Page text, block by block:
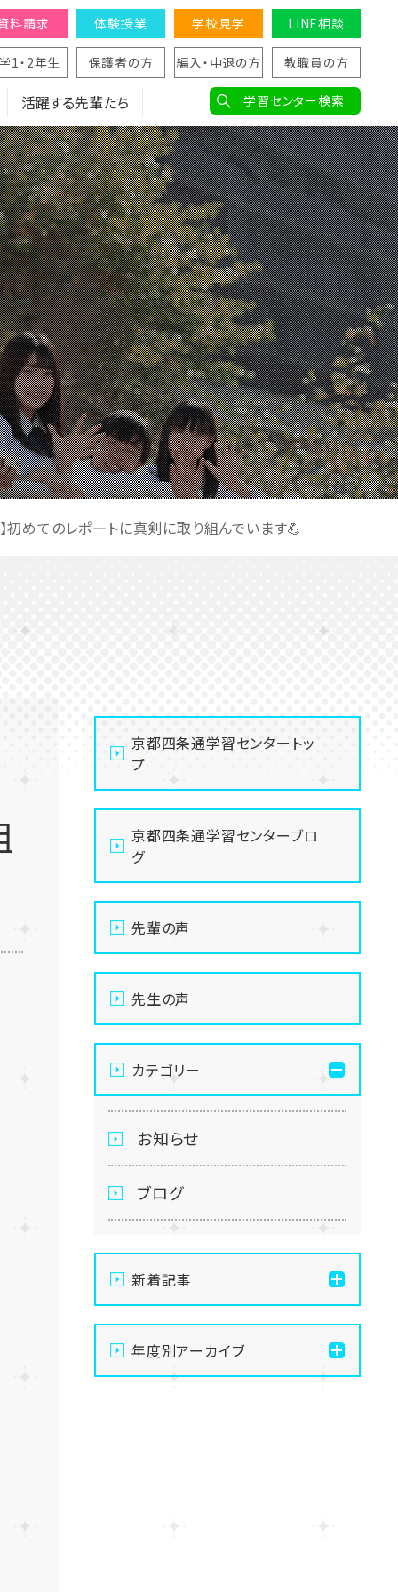
活躍する先輩たち
料請求 体験授業 学校見学 LINE相談
1・2年生 保護者の方 編入・中退の方 教職員の方
学習センター検索
初めてのレポ―トに真剣に取り組んでいます💪
京都四条通学習センタートッ
プ
京都四条通学習センターブロ
グ
先輩の声
先生の声
カテゴリー
お知らせ
ブログ
新着記事
通信制高校の学習風景
年度別アーカイブ